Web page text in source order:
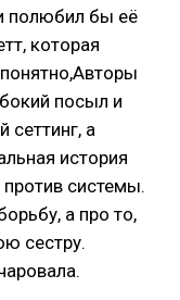
полюбил бы её
которая
посыл и
сеттинг, а
история
против системы.
а про то,
сестру.